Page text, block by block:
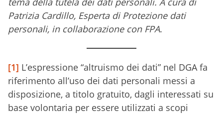
Patrizia Cardillo, Esperta di Protezione dati
personali, in collaborazione con FPA.
[1] L’espressione “altruismo dei dati” nel DGA fa
riferimento all’uso dei dati personali messi a
disposizione, a titolo gratuito, dagli interessati su
base volontaria per essere utilizzati a scopi